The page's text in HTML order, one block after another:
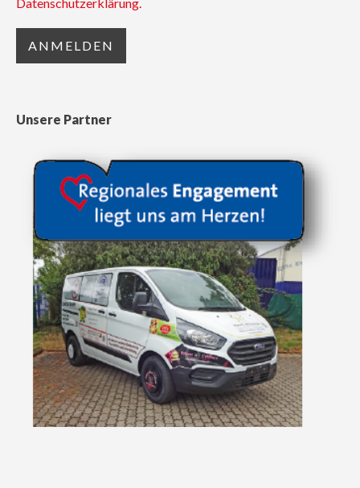
Unsere Partner